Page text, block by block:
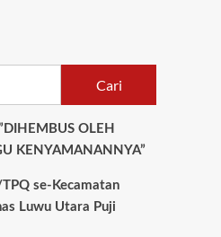
Cari
OLEH
KENYAMANANNYA”
se-Kecamatan
Luwu Utara Puji